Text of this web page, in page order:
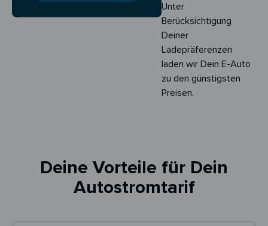
Unter
Berücksichtigung
Deiner
Ladepräferenzen
laden wir Dein E-Auto
zu den günstigsten
Preisen.
Deine Vorteile für Dein
Autostromtarif